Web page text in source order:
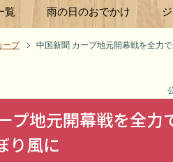
覧 雨の日のおでかけ
ープ 中国新聞 カープ地元開幕戦を全力
プ地元開幕戦を全力
り風に